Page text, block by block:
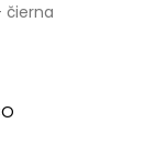
čierna